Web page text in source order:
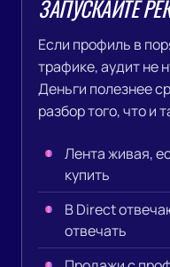
ЗАПУСКАЙТЕ
Если профиль в
трафике, аудит не
Деньги полезнее
разбор того, что и
Лента живая,
купить
В Direct
отвечать